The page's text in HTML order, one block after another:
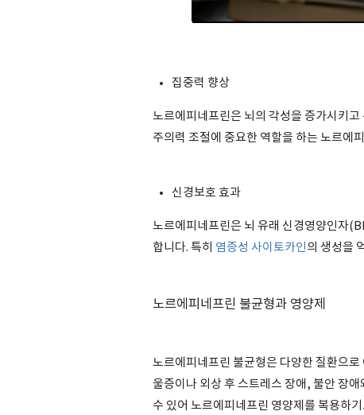
집중력 향상
노르에피네프린은 뇌의 각성을 증가시키
주의력 조절에 중요한 역할을 하는 노르에
신경보호 효과
노르에피네프린은 뇌 유래 신경영양인자
합니다. 특히 염증성 사이토카인의 생성을
노르에피네프린 불균형과 영양제
노르에피네프린 불균형은 다양한 질환으
울증이나 외상 후 스트레스 장애, 불안 장
수 있어 노르에피네프린 영양제를 복용하